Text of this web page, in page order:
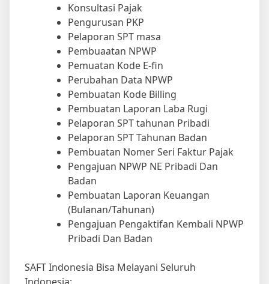
Konsultasi Pajak
Pengurusan PKP
Pelaporan SPT masa
Pembuaatan NPWP
Pemuatan Kode E-fin
Perubahan Data NPWP
Pembuatan Kode Billing
Pembuatan Laporan Laba Rugi
Pelaporan SPT tahunan Pribadi
Pelaporan SPT Tahunan Badan
Pembuatan Nomer Seri Faktur Pajak
Pengajuan NPWP NE Pribadi Dan
Badan
Pembuatan Laporan Keuangan
(Bulanan/Tahunan)
Pengajuan Pengaktifan Kembali NPWP
Pribadi Dan Badan
SAFT Indonesia Bisa Melayani Seluruh